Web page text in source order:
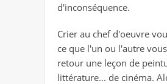
d'inconséquence.
Crier au chef d'oeuvre
ce que l'un ou l'autre
retour une leçon de
littérature... de cinéma.